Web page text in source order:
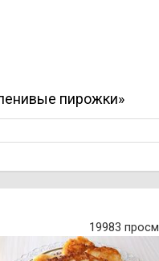
пирожки»
19983